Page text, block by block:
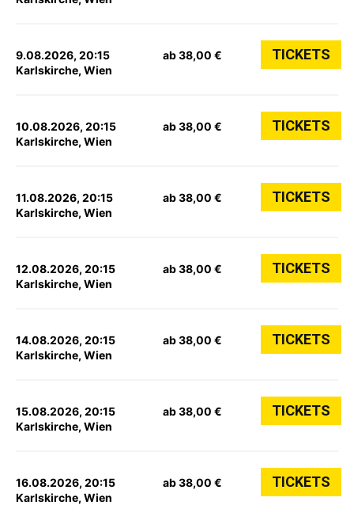
9.08.2026, 20:15
Karlskirche, Wien
ab 38,00 € TICKETS
10.08.2026, 20:15
Karlskirche, Wien
ab 38,00 € TICKETS
11.08.2026, 20:15
Karlskirche, Wien
ab 38,00 € TICKETS
12.08.2026, 20:15
Karlskirche, Wien
ab 38,00 € TICKETS
14.08.2026, 20:15
Karlskirche, Wien
ab 38,00 € TICKETS
15.08.2026, 20:15
Karlskirche, Wien
ab 38,00 € TICKETS
16.08.2026, 20:15
Karlskirche, Wien
ab 38,00 € TICKETS